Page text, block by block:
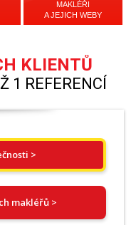
MAKLÉŘI
A JEJICH WEBY
KLIENTŮ
1 REFERENCÍ
>
makléřů >